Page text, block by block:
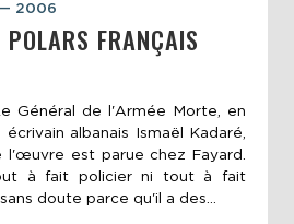
2006
FRANÇAIS
Général de l'Armée Morte, en
albanais Ismaël Kadaré,
est parue chez Fayard.
à fait policier ni tout à fait
doute parce qu'il a des...